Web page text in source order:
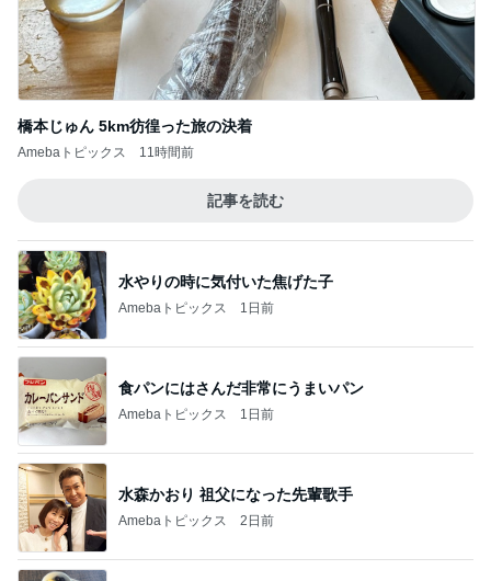
橋本じゅん 5km彷徨った旅の決着
Amebaトピックス 11時間前
記事を読む
水やりの時に気付いた焦げた子
Amebaトピックス 1日前
食パンにはさんだ非常にうまいパン
Amebaトピックス 1日前
水森かおり 祖父になった先輩歌手
Amebaトピックス 2日前